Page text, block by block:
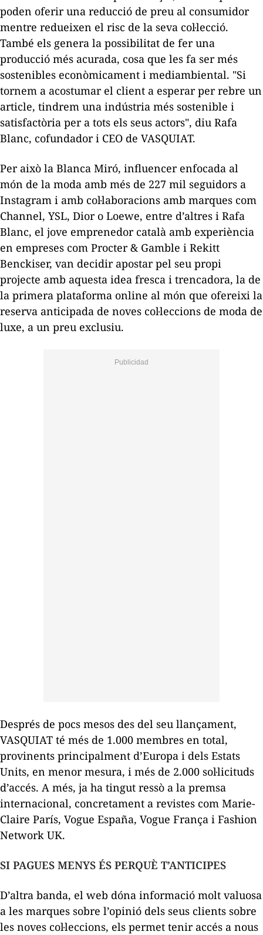
poden oferir una reducció de preu al consumidor
mentre redueixen el risc de la seva col·lecció.
També els genera la possibilitat de fer una
producció més acurada, cosa que les fa ser més
sostenibles econòmicament i mediambiental. "Si
tornem a acostumar el client a esperar per rebre un
article, tindrem una indústria més sostenible i
satisfactòria per a tots els seus actors", diu Rafa
Blanc, cofundador i CEO de VASQUIAT.
Per això la Blanca Miró, influencerenfocada al
món de la moda amb més de 227 mil seguidors a
Instagram i amb col·laboracions amb marques com
Channel, YSL, Dior o Loewe, entre d’altres i Rafa
Blanc, el jove emprenedor català amb experiència
en empreses com Procter & Gamble i Rekitt
Benckiser, van decidir apostar pel seu propi
projecte amb aquesta idea fresca i trencadora, la de
la primera plataforma online al món que ofereixi la
reserva anticipada de noves col·leccions de moda de
luxe, a un preu exclusiu.
Després de pocs mesos des del seu llançament,
VASQUIAT té més de 1.000 membres en total,
provinents principalment d’Europa i dels Estats
Units, en menor mesura, i més de 2.000 sol·licituds
d’accés. A més, ja ha tingut ressò a la premsa
internacional, concretament a revistes com Marie-
Claire París, Vogue España, Vogue França i Fashion
Network UK.
SI PAGUES MENYS ÉS PERQUÈ T’ANTICIPES
D’altra banda, el web dóna informació molt valuosa
a les marques sobre l’opinió dels seus clients sobre
les noves col·leccions, els permet tenir accés a nous